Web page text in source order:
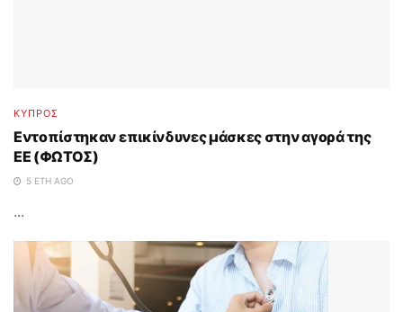
ΚΥΠΡΟΣ
Εντοπίστηκαν επικίνδυνες μάσκες στην αγορά της
ΕΕ (ΦΩΤΟΣ)
5 ΈΤΗ AGO
...